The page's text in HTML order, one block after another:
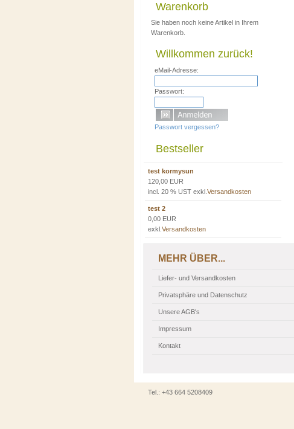
Warenkorb
Sie haben noch keine Artikel in Ihrem
Warenkorb.
Willkommen zurück!
eMail-Adresse:
Passwort:
Passwort vergessen?
Bestseller
test kormysun
120,00 EUR
incl. 20 % UST exkl. Versandkosten
test 2
0,00 EUR
exkl. Versandkosten
MEHR ÜBER...
Liefer- und Versandkosten
Privatsphäre und Datenschutz
Unsere AGB's
Impressum
Kontakt
Tel.: +43 664 5208409